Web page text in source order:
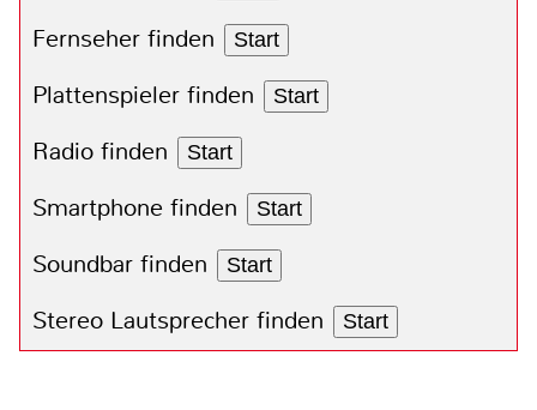
Fernseher finden Start
Plattenspieler finden Start
Radio finden Start
Smartphone finden Start
Soundbar finden Start
Stereo Lautsprecher finden Start